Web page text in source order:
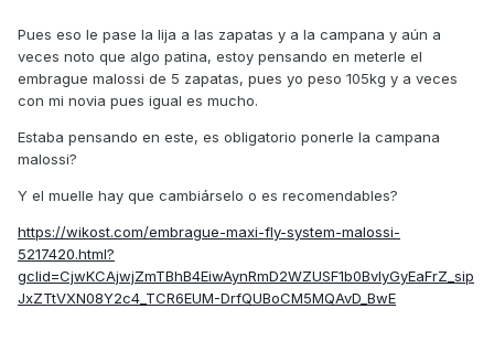
Pues eso le pase la lija a las zapatas y a la campana y aún a
veces noto que algo patina, estoy pensando en meterle el
embrague malossi de 5 zapatas, pues yo peso 105kg y a veces
con mi novia pues igual es mucho.
Estaba pensando en este, es obligatorio ponerle la campana
malossi?
Y el muelle hay que cambiárselo o es recomendables?
https://wikost.com/embrague-maxi-fly-system-malossi-
5217420.html?
gclid=CjwKCAjwjZmTBhB4EiwAynRmD2WZUSF1b0BvlyGyEaFrZ_sip
JxZTtVXN08Y2c4_TCR6EUM-DrfQUBoCM5MQAvD_BwE